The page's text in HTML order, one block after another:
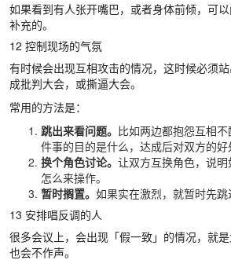
如果看到有人张开嘴巴，或者身体前倾，可
补充的。
12 控制现场的气氛
有时候会出现互相攻击的情况，这时候必须
成批判大会，或撕逼大会。
常用的方法是：
跳出来看问题。 比如两边都抱怨互相
件事的目的是什么，达成后对双方的好
换个角色讨论。 让双方互换角色，说
怎么来操作。
暂时搁置。 如果实在激烈，就暂时先跳
13 安排唱反调的人
很多会议上，会出现「假一致」的情况，就是
也会不作声。